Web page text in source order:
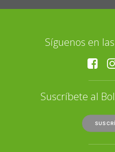
Síguenos en
Suscríbete al